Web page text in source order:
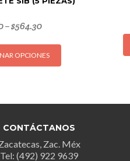
–$564.30
OPCIONES
Este
opciones
se
pueden
CONTÁCTANOS
Zac. Méx
Tel: (492) 922 9639